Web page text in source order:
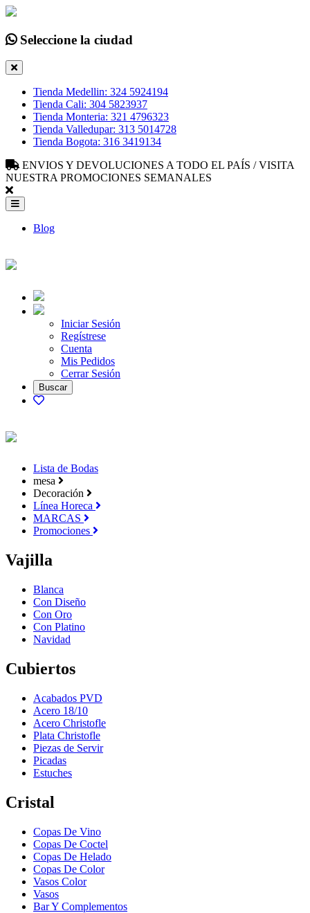
Seleccione la ciudad
Tienda Medellin: 324 5924194
Tienda Cali: 304 5823937
Tienda Monteria: 321 4796323
Tienda Valledupar: 313 5014728
Tienda Bogota: 316 3419134
ENVIOS Y DEVOLUCIONES A TODO EL PAÍS / VISITA
NUESTRA PROMOCIONES SEMANALES
Blog
Iniciar Sesión
Regístrese
Cuenta
Mis Pedidos
Cerrar Sesión
Lista de Bodas
mesa
Decoración
Línea Horeca
MARCAS
Promociones
Vajilla
Blanca
Con Diseño
Con Oro
Con Platino
Navidad
Cubiertos
Acabados PVD
Acero 18/10
Acero Christofle
Plata Christofle
Piezas de Servir
Picadas
Estuches
Cristal
Copas De Vino
Copas De Coctel
Copas De Helado
Copas De Color
Vasos Color
Vasos
Bar Y Complementos